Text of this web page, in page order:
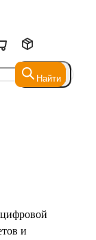
Найти
Найти
и